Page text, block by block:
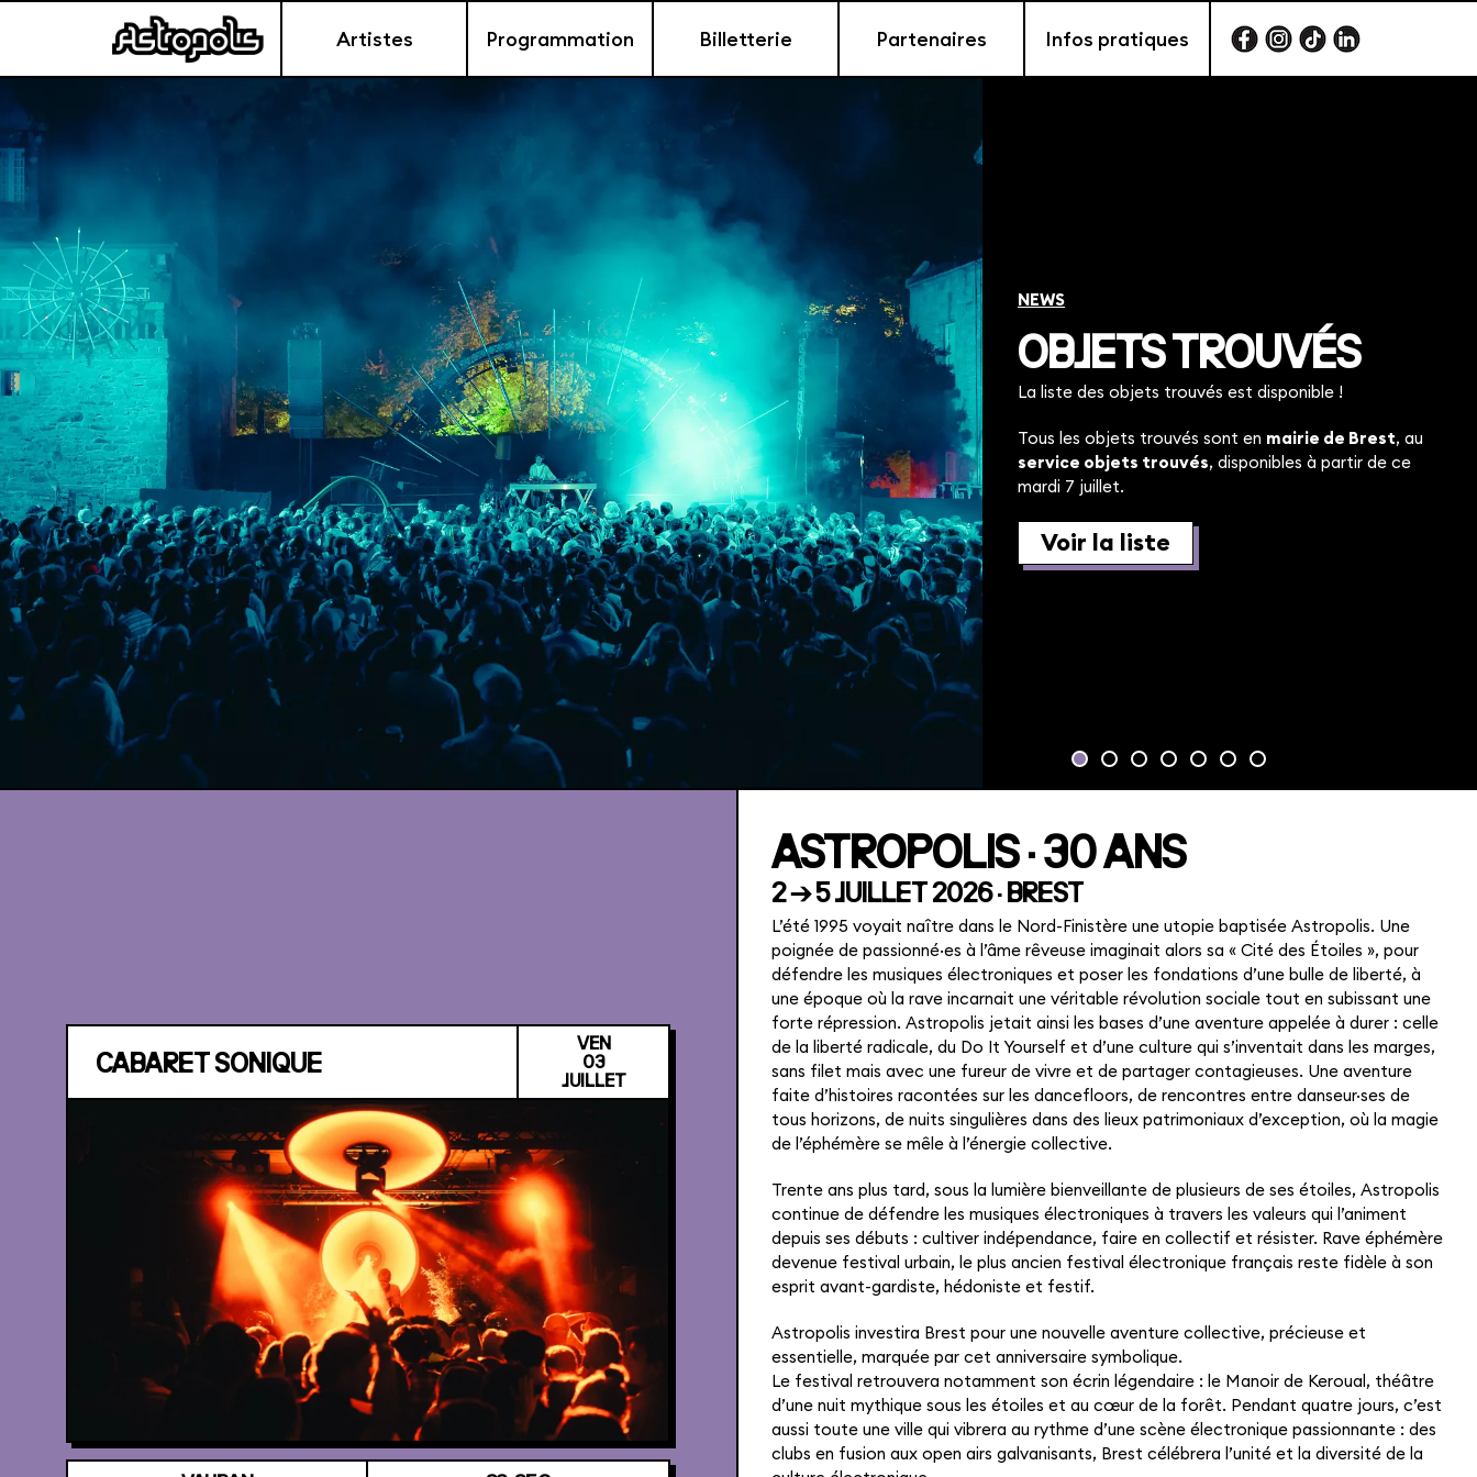
Artistes Programmation Billetterie Partenaires Infos pratiques
REMBOURSEMENT
CASHLESS
Vous pouvez demander le remboursement de vos
cartes cashless avant le 20 juillet en créant un compte
sur la plateforme dédiée (en vous munissant du code
au dos de votre carte).
Créer son compte
CABARET SONIQUE
VEN
03
JUILLET
ASTROCLUB
VEN
03
JUILLET
ASTROPOLIS · 30 ANS
2 → 5 JUILLET 2026 · BREST
L’été 1995 voyait naître dans le Nord-Finistère une utopie baptisée Astropolis. Une
poignée de passionné·es à l’âme rêveuse imaginait alors sa « Cité des Étoiles », pour
défendre les musiques électroniques et poser les fondations d’une bulle de liberté, à
une époque où la rave incarnait une véritable révolution sociale tout en subissant une
forte répression. Astropolis jetait ainsi les bases d’une aventure appelée à durer : celle
de la liberté radicale, du Do It Yourself et d’une culture qui s’inventait dans les marges,
sans filet mais avec une fureur de vivre et de partager contagieuses. Une aventure
faite d’histoires racontées sur les dancefloors, de rencontres entre danseur·ses de
tous horizons, de nuits singulières dans des lieux patrimoniaux d’exception, où la magie
de l’éphémère se mêle à l’énergie collective.
Trente ans plus tard, sous la lumière bienveillante de plusieurs de ses étoiles, Astropolis
continue de défendre les musiques électroniques à travers les valeurs qui l’animent
depuis ses débuts : cultiver indépendance, faire en collectif et résister. Rave éphémère
devenue festival urbain, le plus ancien festival électronique français reste fidèle à son
esprit avant-gardiste, hédoniste et festif.
Astropolis investira Brest pour une nouvelle aventure collective, précieuse et
essentielle, marquée par cet anniversaire symbolique.
Le festival retrouvera notamment son écrin légendaire : le Manoir de Keroual, théâtre
d’une nuit mythique sous les étoiles et au cœur de la forêt. Pendant quatre jours, c’est
aussi toute une ville qui vibrera au rythme d’une scène électronique passionnante : des
clubs en fusion aux open airs galvanisants, Brest célébrera l’unité et la diversité de la